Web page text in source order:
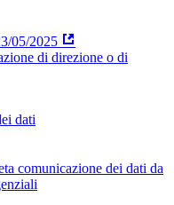
05/2025
di direzione o di
dati
comunicazione dei dati da